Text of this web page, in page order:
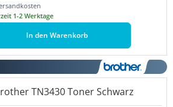
1-2 Werktage
In den Warenkorb